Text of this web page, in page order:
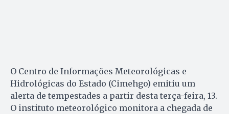
O Centro de Informações Meteorológicas e
Hidrológicas do Estado (Cimehgo) emitiu um
alerta de tempestades a partir desta terça-feira, 13.
O instituto meteorológico monitora a chegada de